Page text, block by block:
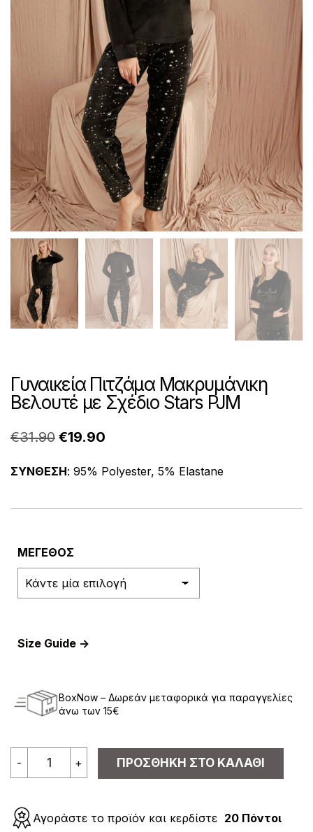
Γυναικεία Πιτζάμα Μακρυμάνικη
Βελουτέ με Σχέδιο Stars PJM
€31.90 Original
was:
€19.90
τιμή
ΣΥΝΘΕΣΗ: 95% Polyester, 5% Elastane
ΜΕΓΕΘΟΣ
Size Guide ->
BoxNow – Δωρεάν μεταφορικά για παραγγελίες
άνω των 15€
-
Πιτζάμα
Μακρυμάνικη
με
Σχέδιο
+ ΠΡΟΣΘΉΚΗ ΣΤΟ ΚΑΛΆΘΙ
Αγοράστε το προϊόν και κερδίστε 20 Πόντοι